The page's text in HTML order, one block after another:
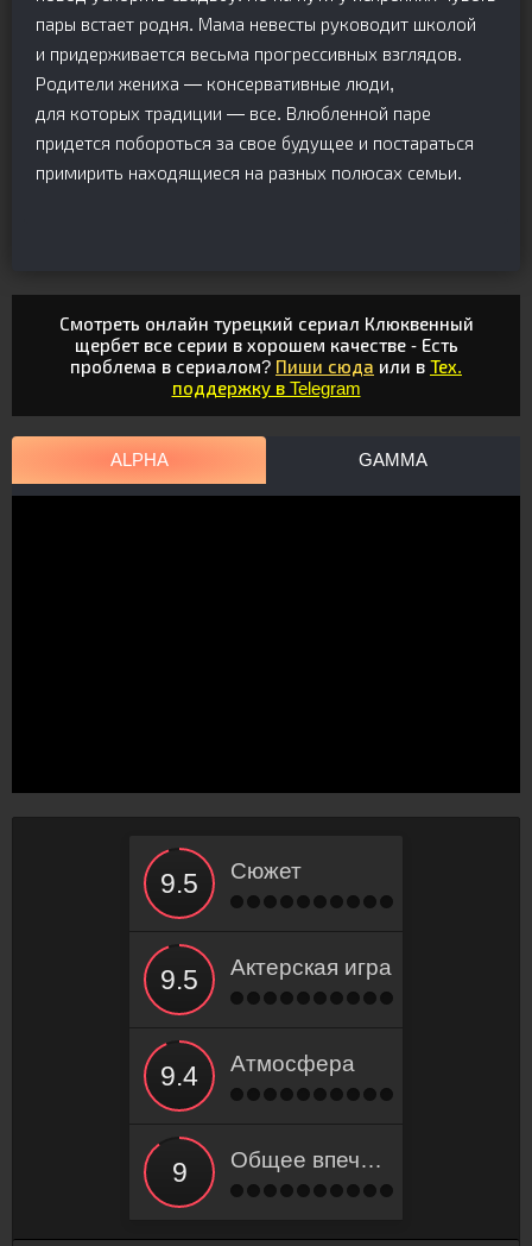
пары встает родня. Мама невесты руководит школой
и придерживается весьма прогрессивных взглядов.
Родители жениха — консервативные люди,
для которых традиции — все. Влюбленной паре
придется побороться за свое будущее и постараться
примирить находящиеся на разных полюсах семьи.
Смотреть онлайн турецкий сериал Клюквенный
щербет все серии в хорошем качестве - Есть
проблема в сериалом? Пиши сюда или в Тех.
поддержку в Telegram
ALPHA GAMMA
Сюжет
Актерская игра
Атмосфера
Общее впечатление